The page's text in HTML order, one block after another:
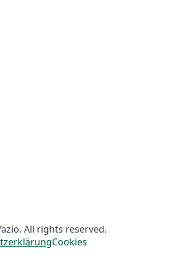
All rights reserved.
Cookies